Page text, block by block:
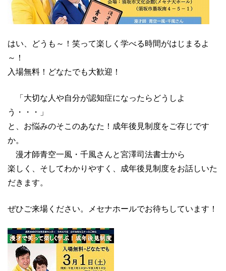
はい、どうも～！笑って楽しく学べる時間がはじまるよ
～！
入場無料！どなたでも大歓迎！
「大切な人や自分が認知症になったらどうしよ
う・・・」
と、お悩みのそこのあなた！成年後見制度をご存じです
か。
漫才師青空一風・千風さんと宮澤司法書士から
楽しく、そしてわかりやすく、成年後見制度をお話しいた
だきます。
ぜひご来場ください。メセナホールでお待ちしています！